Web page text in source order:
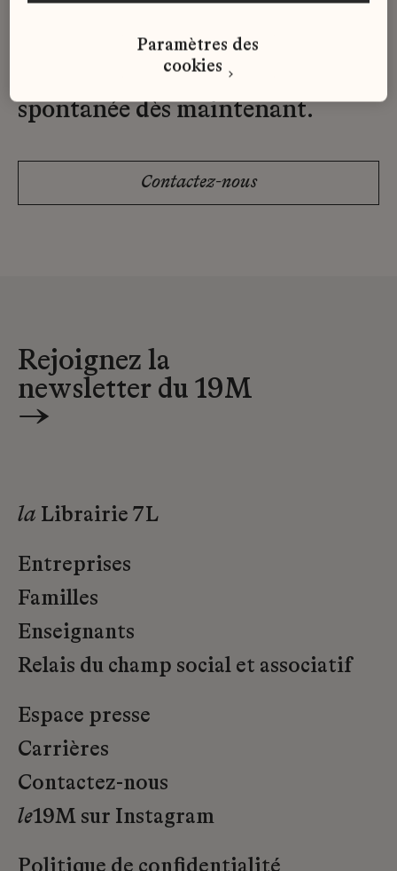
qui correspond à votre profil ?
Envoyez-nous votre candidature
spontanée dès maintenant.
Contactez-nous
Rejoignez la
newsletter du 19M
→
la Librairie 7L
Entreprises
Familles
Enseignants
Relais du champ social et associatif
Espace presse
Carrières
Contactez-nous
le19M sur Instagram
Paramètres des
cookies